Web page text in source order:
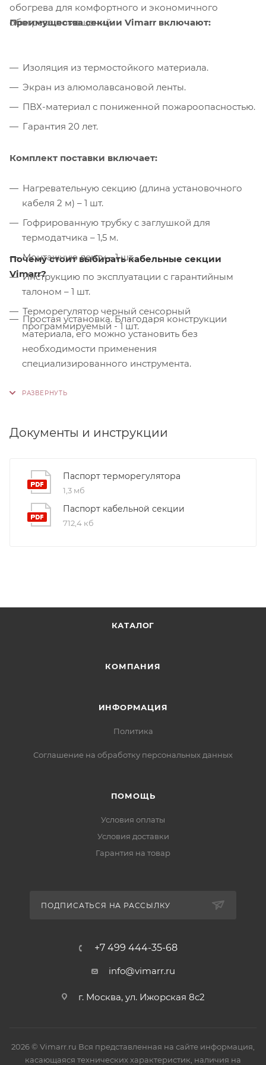
обогрева для комфортного и экономичного
обогрева помещений.
Преимущества секции Vimarr включают:
Изоляция из термостойкого материала.
Экран из алюмолавсановой ленты.
ПВХ-материал с пониженной пожароопасностью.
Гарантия 20 лет.
Комплект поставки включает:
Нагревательную секцию (длина установочного
кабеля 2 м) – 1 шт.
Гофрированную трубку с заглушкой для
термодатчика – 1,5 м.
Монтажную ленту – 1 шт.
Инструкцию по эксплуатации с гарантийным
талоном – 1 шт.
Терморегулятор черный сенсорный
программируемый - 1 шт.
Почему стоит выбирать кабельные секции
Vimarr?
Простая установка. Благодаря конструкции
материала, его можно установить без
необходимости применения
специализированного инструмента.
используются только высококачественные
9001:2015. Это обеспечивает надежность и
Документы и инструкции
Паспорт терморегулятора
1,3 мб
Паспорт кабельной секции
712,4 кб
КАТАЛОГ
КОМПАНИЯ
ИНФОРМАЦИЯ
Политика
Соглашение на обработку персональных данных
ПОМОЩЬ
Условия оплаты
Условия доставки
Гарантия на товар
ПОДПИСАТЬСЯ НА РАССЫЛКУ
+7 499 444-35-68
info@vimarr.ru
г. Москва, ул. Ижорская 8с2
2026 © Vimarr.ru Вся представленная на сайте информация,
касающаяся технических характеристик, наличия на